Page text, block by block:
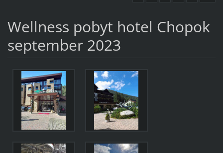
Wellness pobyt hotel Chopok
september 2023